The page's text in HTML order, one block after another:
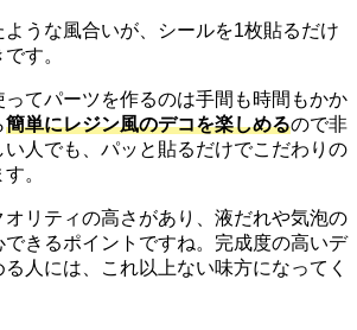
ような風合いが、シールを1枚貼るだけ
す。
ってパーツを作るのは手間も時間もかか
簡単にレジン風のデコを楽しめるので非
人でも、パッと貼るだけでこだわりの
。
オリティの高さがあり、液だれや気泡の
きるポイントですね。完成度の高いデ
人には、これ以上ない味方になってく